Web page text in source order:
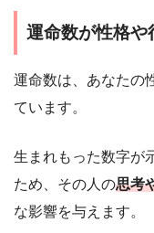
運命数が性格や
運命数は、あなたの
ています。
生まれもった数字が
ため、その人の思考
な影響を与えます。